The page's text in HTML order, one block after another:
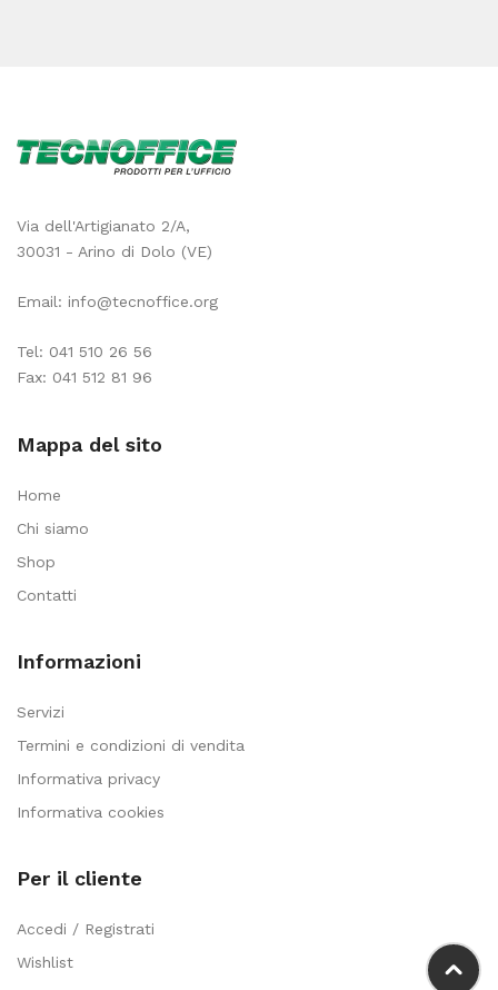
Via dell'Artigianato 2/A,
30031 - Arino di Dolo (VE)
Email: info@tecnoffice.org
Tel: 041 510 26 56
Fax: 041 512 81 96
Mappa del sito
Home
Chi siamo
Shop
Contatti
Informazioni
Servizi
Termini e condizioni di vendita
Informativa privacy
Informativa cookies
Per il cliente
Accedi / Registrati
Wishlist